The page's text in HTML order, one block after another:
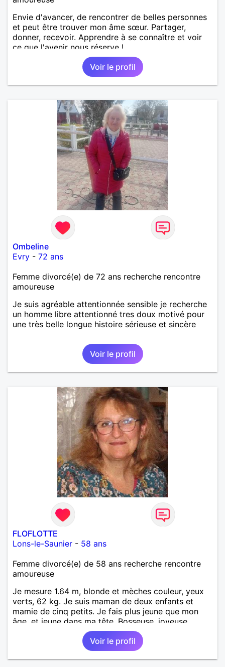
Envie d'avancer, de rencontrer de belles personnes
et peut être trouver mon âme sœur. Partager,
donner, recevoir. Apprendre à se connaître et voir
ce que l'avenir nous réserve !
Voir le profil
Ombeline
Evry - 72 ans
Femme divorcé(e) de 72 ans recherche rencontre
amoureuse
Je suis agréable attentionnée sensible je recherche
un homme libre attentionné tres doux motivé pour
une très belle longue histoire sérieuse et sincère
Voir le profil
FLOFLOTTE
Lons-le-Saunier - 58 ans
Femme divorcé(e) de 58 ans recherche rencontre
amoureuse
Je mesure 1.64 m, blonde et mèches couleur, yeux
verts, 62 kg. Je suis maman de deux enfants et
mamie de cinq petits. Je fais plus jeune que mon
âge, et jeune dans ma tête. Bosseuse, joyeuse,
sensible, bienveillante, aimant aller danser ou rester
tranquille à la maison. Balades, bricolage... j'ai un
chien. Je suis AES de métier et j'exerce à mon
compte. PAT votre num merci.
Voir le profil